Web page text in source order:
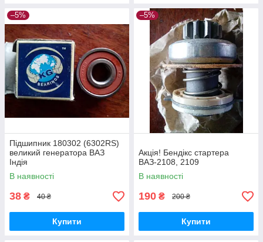
–5%
Підшипник 180302 (6302RS)
великий генератора ВАЗ
Індія
В наявності
38 ₴ 40 ₴
Купити
–5%
Акція! Бендікс стартера
ВАЗ-2108, 2109
В наявності
190 ₴ 200 ₴
Купити